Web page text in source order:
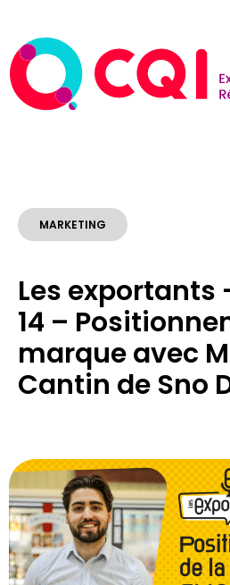
MARKETING
Les exportants
14 –
marque avec
Cantin de Sno